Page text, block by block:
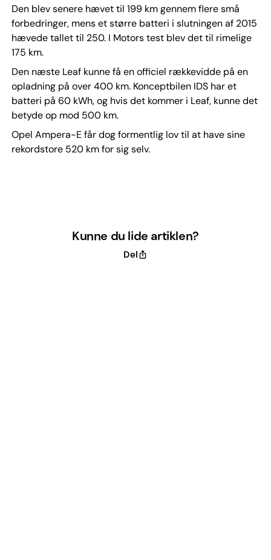
Den blev senere hævet til 199 km gennem flere små
forbedringer, mens et større batteri i slutningen af 2015
hævede tallet til 250. I Motors test blev det til rimelige
175 km.
Den næste Leaf kunne få en officiel rækkevidde på en
opladning på over 400 km. Konceptbilen IDS har et
batteri på 60 kWh, og hvis det kommer i Leaf, kunne det
betyde op mod 500 km.
Opel Ampera-E får dog formentlig lov til at have sine
rekordstore 520 km for sig selv.
Kunne du lide artiklen?
Del